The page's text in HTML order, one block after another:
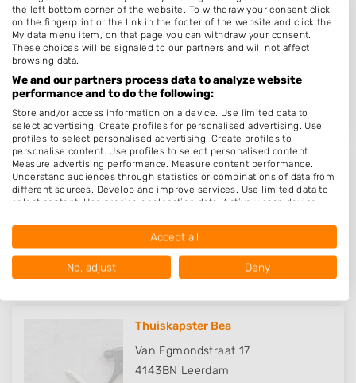
Kapper Oosterhout Arkendonk - H..
Arkendonk 29
4907XT
Oosterhout
Op 16,80 km afstand
1954
Lisdoddelaan 18
4143VG Leerdam
Op 16,96 km afstand
Thuiskapster Bea
Van Egmondstraat 17
4143BN Leerdam
the left bottom corner of the website. To withdraw your consent click
on the fingerprint or the link in the footer of the website and click the
My data menu item, on that page you can withdraw your consent.
These choices will be signaled to our partners and will not affect
browsing data.
We and our partners process data to analyze website
performance and to do the following:
Store and/or access information on a device. Use limited data to
select advertising. Create profiles for personalised advertising. Use
profiles to select personalised advertising. Create profiles to
personalise content. Use profiles to select personalised content.
Measure advertising performance. Measure content performance.
Understand audiences through statistics or combinations of data from
different sources. Develop and improve services. Use limited data to
select content. Use precise geolocation data. Actively scan device
Data may be shared outside of the European Union and send to the
Your consent and the cookie policy applies solely to this website/app.
View Partner List (1016 IAB Vendors)
We use your data for the following purposes:
Use limited data to select advertising
Accept all
No, adjust Deny